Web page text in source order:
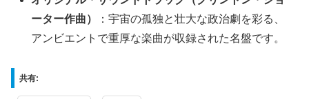
ーター作曲）
：宇宙の孤独と壮大な政治劇を彩る、
アンビエントで重厚な楽曲が収録された名盤です。
共有: